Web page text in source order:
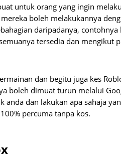
untuk orang yang ingin
boleh melakukannya
daripadanya,
tersedia dan mengikut
dan begitu juga kes
boleh dimuat turun melalui
anda dan lakukan apa sahaja
percuma tanpa kos.